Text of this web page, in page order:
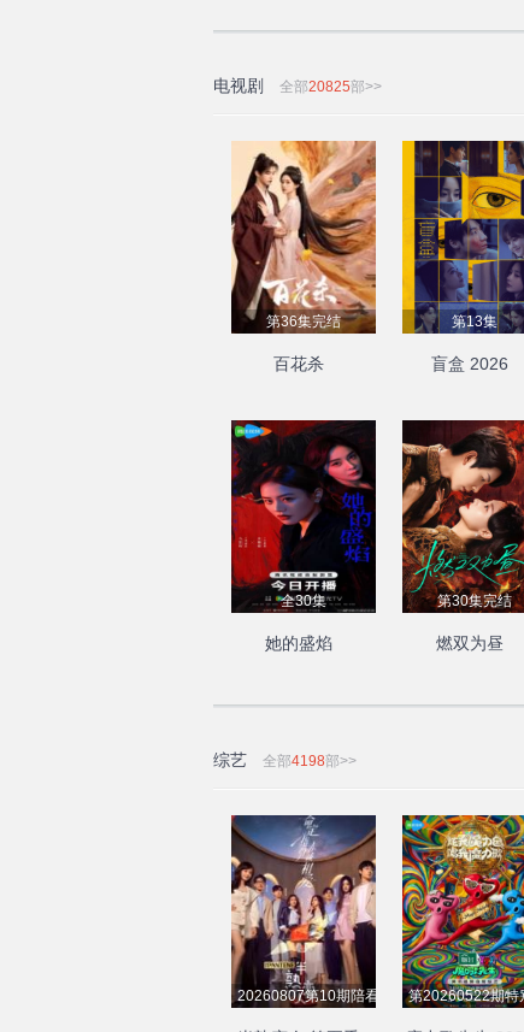
电视剧 全部20825部>>
第36集完结
百花杀
第13集
盲盒 2026
全30集
她的盛焰
第30集完结
燃双为昼
综艺 全部4198部>>
20260807第10期陪看 第20260522期特